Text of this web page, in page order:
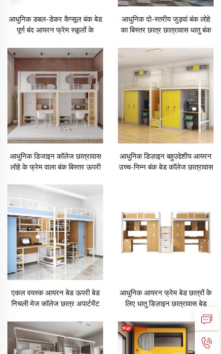
आधुनिक डबल-डेकर कैप्सूल बंक बेड
पूर्ण बंद आयरन फ्रेम स्कूलों के
आधुनिक दो-स्तरीय जुड़वां बंक लोहे
का बिस्तर छात्र छात्रावास धातु बंक
आधुनिक डिजाइन कॉलेज छात्रावास
लोहे के फ्रेम वाला बंक बिस्तर ऊपरी
अपार्टमेंट बिस्तर
आधुनिक डिज़ाइन बहुउद्देशीय आयरन
उच्च-निम्न बंक बेड कॉलेज छात्रावास
एकल वयस्क आयरन बेड ऊपरी बेड
निचली मेज कॉलेज छात्र अपार्टमेंट
आधुनिक आयरन फ्रेम बेड छात्रों के
लिए धातु डिज़ाइन छात्रावास बेड